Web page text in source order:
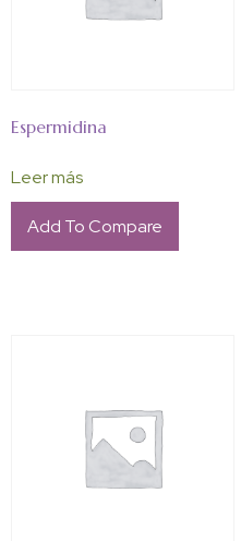
Espermidina
Leer más
Add To Compare